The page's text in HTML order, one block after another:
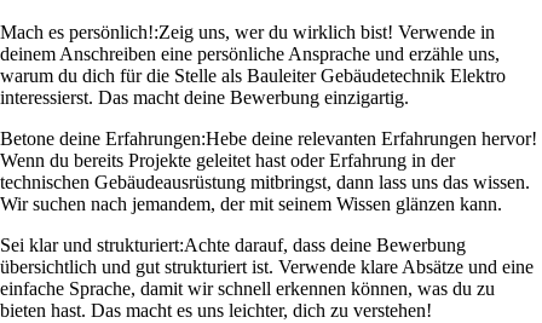
Mach es persönlich!:Zeig uns, wer du wirklich bist! Verwende in
deinem Anschreiben eine persönliche Ansprache und erzähle uns,
warum du dich für die Stelle als Bauleiter Gebäudetechnik Elektro
interessierst. Das macht deine Bewerbung einzigartig.
Betone deine Erfahrungen:Hebe deine relevanten Erfahrungen hervor!
Wenn du bereits Projekte geleitet hast oder Erfahrung in der
technischen Gebäudeausrüstung mitbringst, dann lass uns das wissen.
Wir suchen nach jemandem, der mit seinem Wissen glänzen kann.
Sei klar und strukturiert:Achte darauf, dass deine Bewerbung
übersichtlich und gut strukturiert ist. Verwende klare Absätze und eine
einfache Sprache, damit wir schnell erkennen können, was du zu
bieten hast. Das macht es uns leichter, dich zu verstehen!